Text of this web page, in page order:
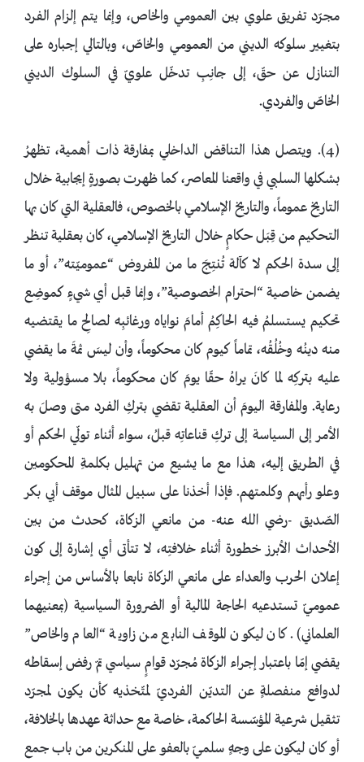
مجرّد تفريق علوي بين العمومي والخاص، وإنما يتم إلزام الفرد
بتغيير سلوكه الديني من العمومي والخاصّ، وبالتالي إجباره على
التنازل عن حقّ، إلى جانِبِ تدخّل علويّ في السلوك الديني
الخاصّ والفردي.
(4). ويتصل هذا التناقض الداخلي بمفارقة ذات أهمية، تظهرُ
بشكلها السلبي في واقعنا المعاصر، كما ظهرت بصورةٍ إيجابية خلال
التاريخ عموماً، والتاريخ الإسلامي بالخصوص، فالعقلية التي كان بها
التحكيم من قِبَل حكامٍ خلال التاريخ الإسلامي، كان بعقلية تنظر
إلى سدة الحكم لا كآلة تُنتِجَ ما من المفروض “عموميّته”، أو ما
يضمن خاصية “احترام الخصوصية”، وإنما قبل أي شيءٍ كموضِع
تحكيم يستسلمُ فيه الحاكِمُ أمامَ نواياه ورغائبِه لصالِح ما يقتضيه
منه دينُه وخُلُقُه، تماماً كيوم كان محكوماً، وأن ليسَ ثمةَ ما يقضي
عليه بتركِه لما كانَ يراهُ حقّا يومَ كان محكوماً، بلا مسؤولية ولا
رعاية. والمفارقة اليومَ أن العقلية تقضي بتركِ الفرد متى وصلَ به
الأمر إلى السياسة إلى تركِ قناعاتِه قبلُ، سواء أثناء تولّي الحكم أو
في الطريق إليه، هذا مع ما يشيع من تهليل بكلمةِ المحكومين
وعلو رأيهم وكلمتهم. فإذا أخذنا على سبيل المثال موقف أبي بكر
الصّديق -رضي الله عنه- من مانعي الزكاة، كحدث من بين
الأحداث الأبرز خطورة أثناء خلافتِه، لا تتأتى أي إشارة إلى كون
إعلان الحرب والعداء على مانعي الزكاة نابعا بالأساس من إجراء
عموميّ تستدعيه الحاجة المالية أو الضرورة السياسية (بمعنيهما
العلماني). كان ليكون الموقف النابع من زاوية “العام والخاص”
يقضي إمّا باعتبار إجراء الزكاة مُجرّد قوامٍ سياسي تمّ رفض إسقاطه
لدوافع منفصلةٍ عن التديّن الفرديّ لمتّخذيه كأن يكون لمجرّد
تثقيل شرعية المؤسّسة الحاكمة، خاصة مع حداثة عهدها بالخلافة،
أو كان ليكون على وجهٍ سلميّ بالعفو على المنكرين من باب جمع